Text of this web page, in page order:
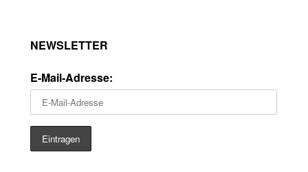
NEWSLETTER
E-Mail-Adresse: